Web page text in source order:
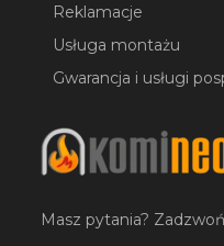
Reklamacje
Usługa montażu
Gwarancja i usługi
Masz pytania?